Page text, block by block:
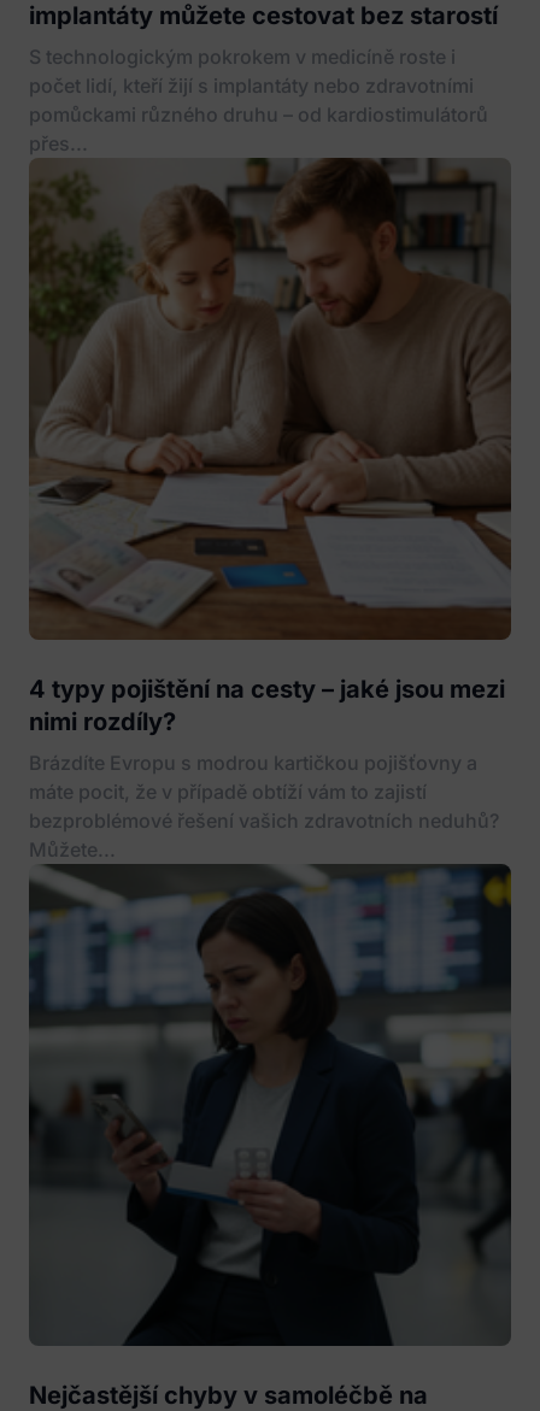
implantáty můžete cestovat bez starostí
S technologickým pokrokem v medicíně roste i
počet lidí, kteří žijí s implantáty nebo zdravotními
pomůckami různého druhu – od kardiostimulátorů
přes...
4 typy pojištění na cesty – jaké jsou mezi
nimi rozdíly?
Brázdíte Evropu s modrou kartičkou pojišťovny a
máte pocit, že v případě obtíží vám to zajistí
bezproblémové řešení vašich zdravotních neduhů?
Můžete...
Nejčastější chyby v samoléčbě na